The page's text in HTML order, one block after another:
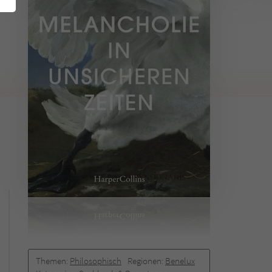
Themen: Philosophisch Regionen: Benelux